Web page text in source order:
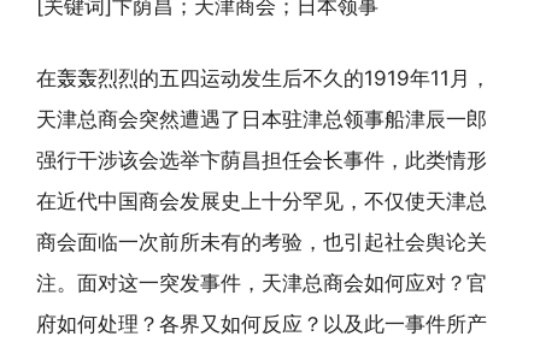
[关键词]卞荫昌；天津商会；日本领事
在轰轰烈烈的五四运动发生后不久的1919年11月，
天津总商会突然遭遇了日本驻津总领事船津辰一郎
强行干涉该会选举卞荫昌担任会长事件，此类情形
在近代中国商会发展史上十分罕见，不仅使天津总
商会面临一次前所未有的考验，也引起社会舆论关
注。面对这一突发事件，天津总商会如何应对？官
府如何处理？各界又如何反应？以及此一事件所产